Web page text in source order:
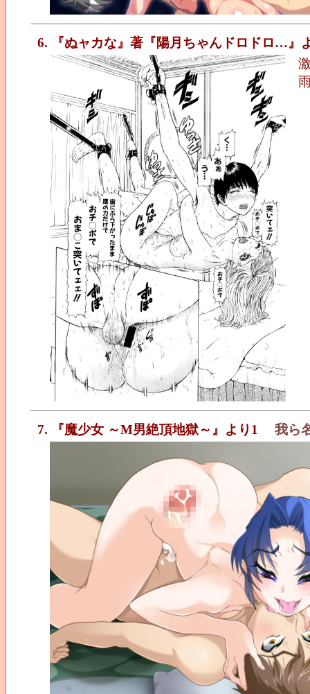
6. 『ぬャカな』著『陽月ちゃんドロドロ…』
7. 『魔少女 ～M男絶頂地獄～』より1 我ら